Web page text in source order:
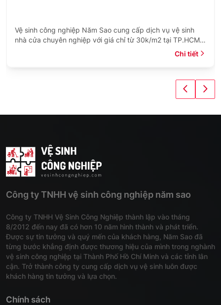
Vệ sinh công nghiệp Năm Sao cung cấp dịch vụ vệ sinh
nhà cửa chuyên nghiệp với giá chỉ từ 30k/m2 tại TP.HCM.
Chi tiết
Công ty TNHH vệ sinh công nghiệp năm sao
Công ty TNHH Vệ Sinh Công Nghiệp thành lập vào tháng
8/2012 đến nay đã có hơn 10 năm hình thành và phát triển.
Được sự tin tưởng và quý mến của khách hàng, Năm Sao đã
từng bước khẳng định được thương hiệu của mình trong nghành
vệ sinh công nghiệp tại Thành Phố Hồ Chí Minh và các tỉnh lân
cận. Trở thành công ty cung cấp dịch vụ vệ sinh luôn được
khách hàng tin tưởng và lựa chọn.
Chính sách